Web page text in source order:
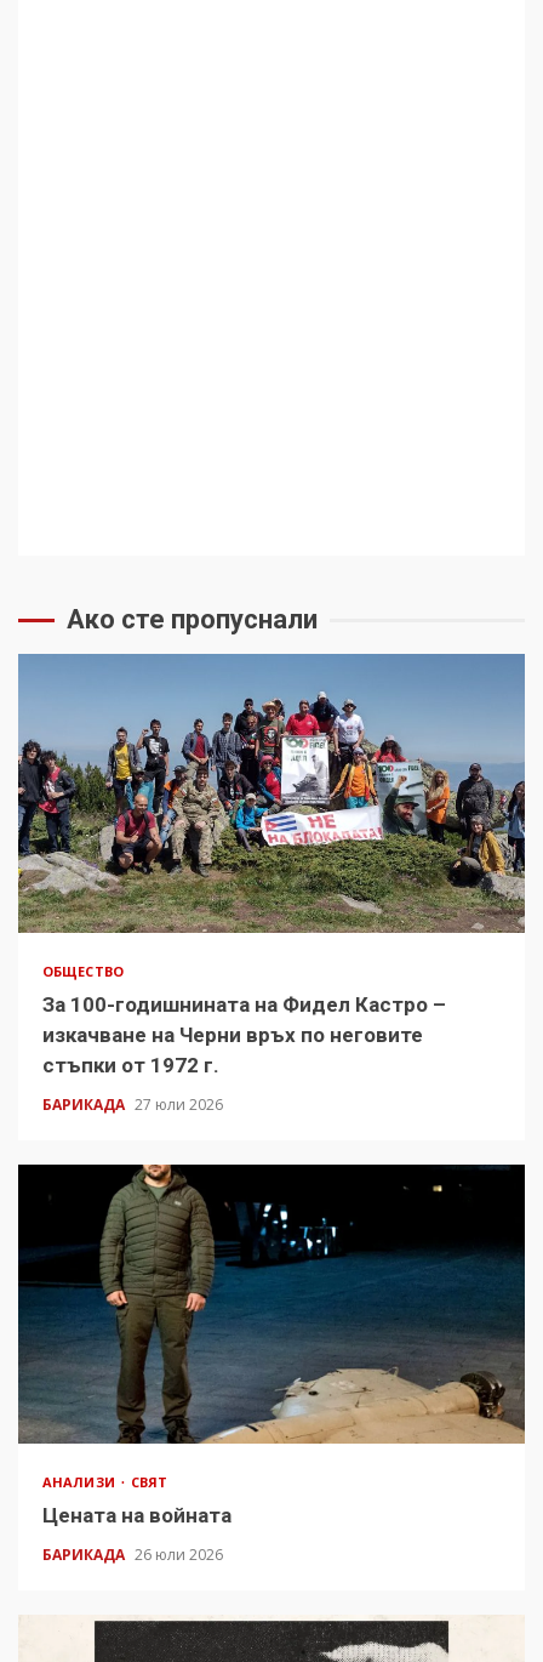
Ако сте пропуснали
ОБЩЕСТВО
За 100-годишнината на Фидел Кастро –
изкачване на Черни връх по неговите
стъпки от 1972 г.
БАРИКАДА 27 юли 2026
АНАЛИЗИ СВЯТ
Цената на войната
БАРИКАДА 26 юли 2026